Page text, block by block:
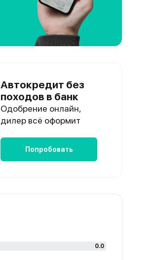
Автокредит без
походов в банк
Одобрение онлайн,
дилер всё оформит
Попробовать
0.0